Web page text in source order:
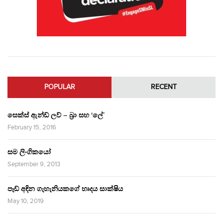
POPULAR RECENT
සෙක්ස් ඇන්ඩ් ලව් – බ්‍රා සහ ‘ලේ’
February 15, 2016
සම ලිංගිකයෝ
September 9, 2013
පෑඩ් අඳින ගැහැනියකගේ හෘදය සාක්ෂිය
May 10, 2019